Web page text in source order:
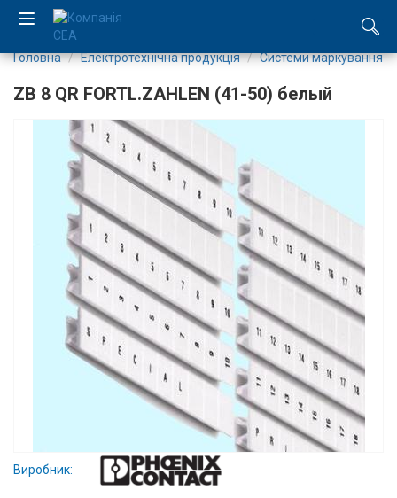
Компанія
Каталог
Виробництво
Послуги
Новини
Вакансії
Виробники
Головна Електротехнічна продукція Системи маркування
ZB 8 QR FORTL.ZAHLEN (41-50) белый
Виробник: